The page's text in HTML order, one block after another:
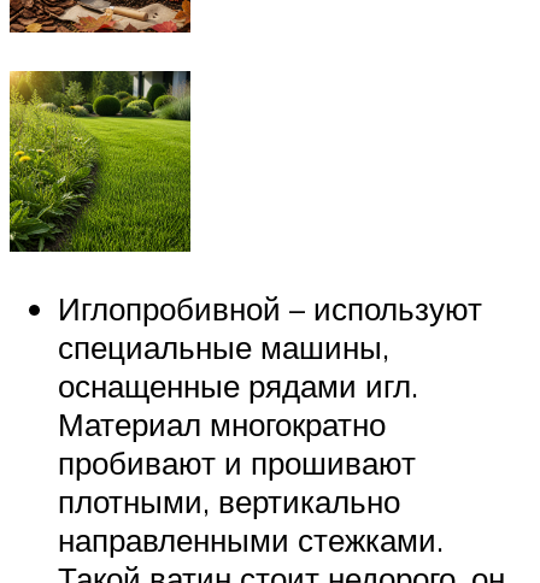
Иглопробивной – используют
специальные машины,
оснащенные рядами игл.
Материал многократно
пробивают и прошивают
плотными, вертикально
направленными стежками.